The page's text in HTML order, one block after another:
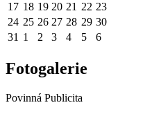
17 18 19 20 21 22 23
24 25 26 27 28 29 30
31 1 2 3 4 5 6
Fotogalerie
Povinná Publicita